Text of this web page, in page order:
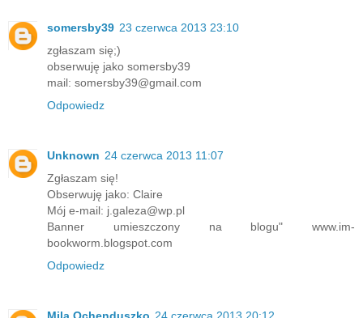
somersby39 23 czerwca 2013 23:10
zgłaszam się;)
obserwuję jako somersby39
mail: somersby39@gmail.com
Odpowiedz
Unknown 24 czerwca 2013 11:07
Zgłaszam się!
Obserwuję jako: Claire
Mój e-mail: j.galeza@wp.pl
Banner umieszczony na blogu" www.im-
bookworm.blogspot.com
Odpowiedz
Mila Ochenduszko 24 czerwca 2013 20:12